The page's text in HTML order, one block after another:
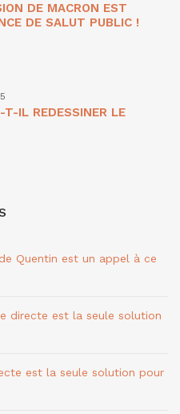
DE MACRON EST
DE SALUT PUBLIC !
T-IL REDESSINER LE
Quentin est un appel à ce
directe est la seule solution
est la seule solution pour